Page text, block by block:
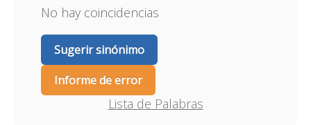
No hay coincidencias
Sugerir sinónimo
Informe de error
Lista de Palabras